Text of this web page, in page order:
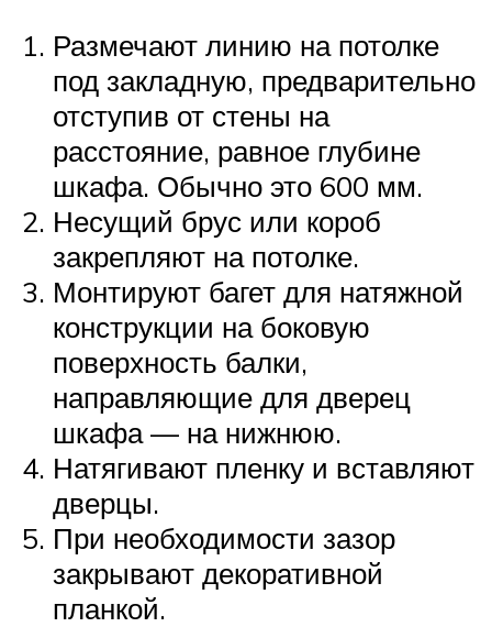
Размечают линию на потолке
под закладную, предварительно
отступив от стены на
расстояние, равное глубине
шкафа. Обычно это 600 мм.
Несущий брус или короб
закрепляют на потолке.
Монтируют багет для натяжной
конструкции на боковую
поверхность балки,
направляющие для дверец
шкафа — на нижнюю.
Натягивают пленку и вставляют
дверцы.
При необходимости зазор
закрывают декоративной
планкой.